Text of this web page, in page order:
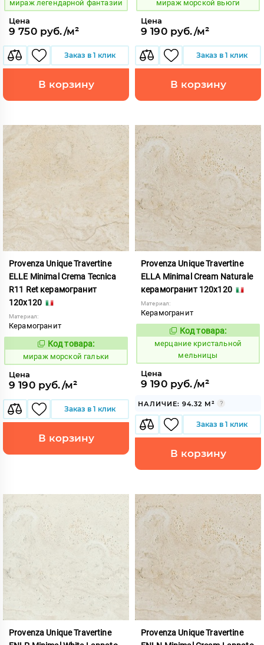
мираж легендарной фантазии
Цена
9 750 руб./м²
Заказ в 1 клик
В корзину
мираж морской вьюги
Цена
9 190 руб./м²
Заказ в 1 клик
В корзину
Provenza Unique Travertine
ELLE Minimal Crema Tecnica
R11 Ret керамогранит
120x120
Материал:
Керамогранит
991890
Код товара:
мираж морской гальки
Цена
9 190 руб./м²
Заказ в 1 клик
В корзину
Provenza Unique Travertine
ELLA Minimal Cream Naturale
керамогранит 120x120
Материал:
Керамогранит
983174
Код товара:
мерцание кристальной
мельницы
Цена
9 190 руб./м²
НАЛИЧИЕ: 94.32 М²
Заказ в 1 клик
В корзину
Provenza Unique Travertine
Provenza Unique Travertine